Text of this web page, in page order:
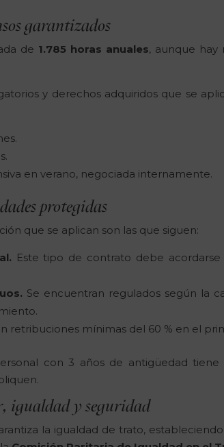
garantizados
de 1.785 horas anuales, aunque hay
y derechos adquiridos que se
en verano, negociada internamente.
protegidas
que se aplican son las que siguen:
Este tipo de contrato debe
Se encuentran regulados según la
retribuciones mínimas del 60 % en el
con 3 años de antigüedad
igualdad y seguridad
la igualdad de trato,